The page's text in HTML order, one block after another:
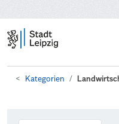
Kategorien